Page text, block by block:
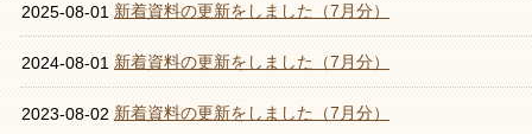
2025-08-01 新着資料の更新をしました（7月分）
2024-08-01 新着資料の更新をしました（7月分）
2023-08-02 新着資料の更新をしました（7月分）